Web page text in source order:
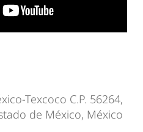
Texcoco C.P. 56264,
de México, México